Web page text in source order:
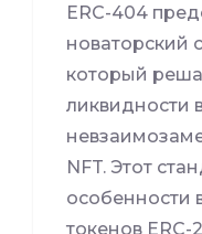
ERC-404
новаторский
который
ликвидности
NFT. Этот
особенности
токенов ERC-